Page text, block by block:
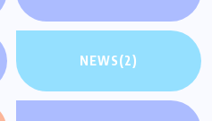
NEWS(2)